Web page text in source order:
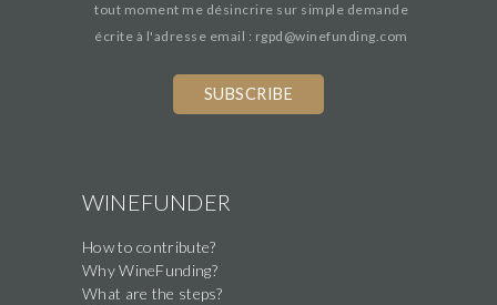
tout moment me désincrire sur simple demande
écrite à l'adresse email : rgpd@winefunding.com
this
field
WINEFUNDER
How to contribute?
Why WineFunding?
What are the steps?